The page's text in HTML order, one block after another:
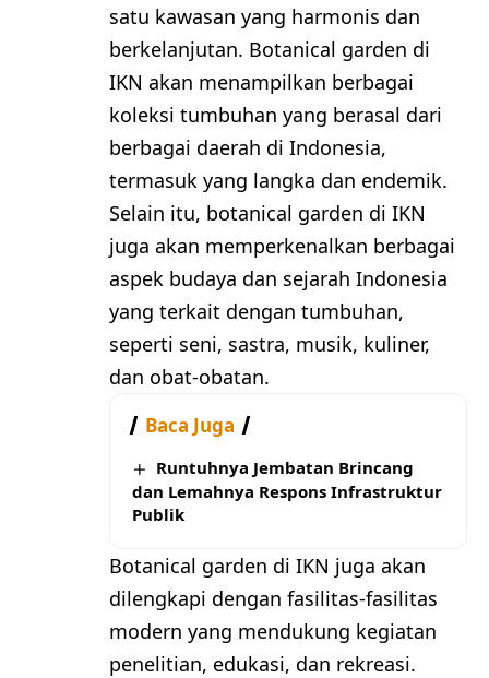
satu kawasan yang harmonis dan
berkelanjutan. Botanical garden di
IKN akan menampilkan berbagai
koleksi tumbuhan yang berasal dari
berbagai daerah di Indonesia,
termasuk yang langka dan endemik.
Selain itu, botanical garden di IKN
juga akan memperkenalkan berbagai
aspek budaya dan sejarah Indonesia
yang terkait dengan tumbuhan,
seperti seni, sastra, musik, kuliner,
dan obat-obatan.
Baca Juga
Runtuhnya Jembatan Brincang
dan Lemahnya Respons Infrastruktur
Publik
Botanical garden di IKN juga akan
dilengkapi dengan fasilitas-fasilitas
modern yang mendukung kegiatan
penelitian, edukasi, dan rekreasi.